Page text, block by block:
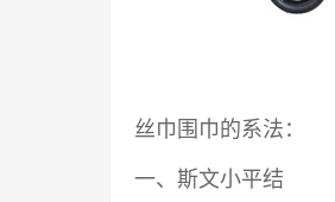
丝巾围巾的系法：
一、斯文小平结